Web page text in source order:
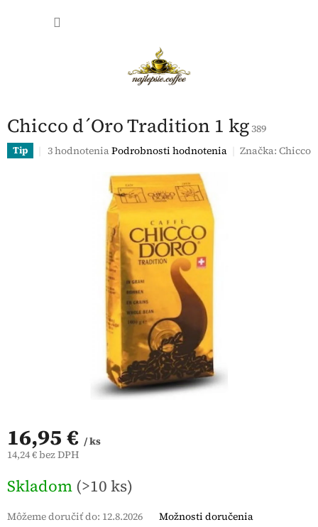
Chicco d´Oro Tradition 1 kg389
Tip
Priemerné
3 hodnoteniaPodrobnosti hodnotenia Značka: Chicco
16,95 € / ks
14,24 € bez DPH
cena:
Skladom (>10 ks)
Môžeme doručiť do: 12.8.2026 Možnosti doručenia